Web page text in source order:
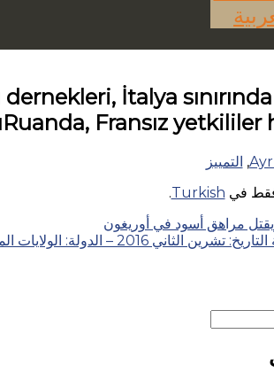
İtalya
Fransız yetkililer
, التمييز
فقط في Turkish
.
مراهق أسود في أوريغون
الولايات المتحدة الأمريكية